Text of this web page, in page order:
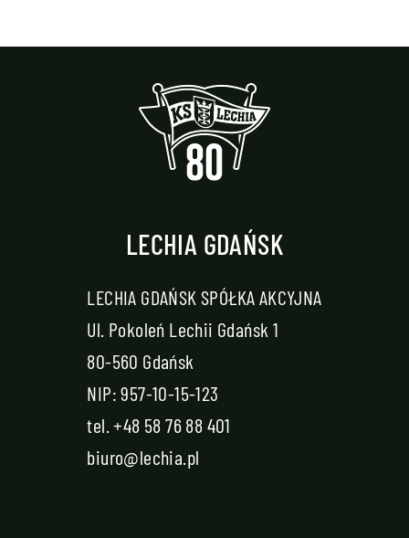
LECHIA GDAŃSK
LECHIA GDAŃSK SPÓŁKA AKCYJNA
Ul. Pokoleń Lechii Gdańsk 1
80-560 Gdańsk
NIP: 957-10-15-123
tel.+48 58 76 88 401
biuro@lechia.pl